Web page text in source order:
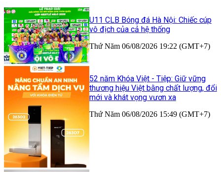
U11 CLB Bóng đá Hà Nội: Chiếc cúp
vô địch của cả hệ thống
Thứ Năm 06/08/2026 19:22 (GMT+7)
52 năm Khóa Việt - Tiệp: Giữ vững
thương hiệu Việt bằng chất lượng, đổi
mới và khát vọng vươn xa
Thứ Năm 06/08/2026 15:49 (GMT+7)